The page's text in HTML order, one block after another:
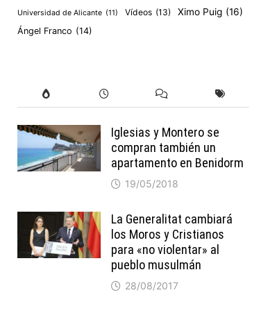
Universidad de Alicante (11) Vídeos (13) Ximo Puig (16)
Ángel Franco (14)
Iglesias y Montero se
compran también un
apartamento en Benidorm
19/05/2018
La Generalitat cambiará
los Moros y Cristianos
para «no violentar» al
pueblo musulmán
28/08/2017